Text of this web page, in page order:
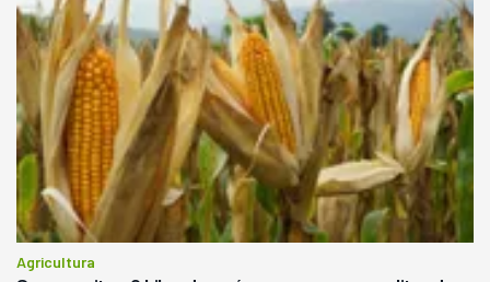
Agricultura